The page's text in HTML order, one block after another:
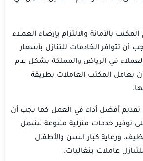
بالأمانة والالتزام بإرضاء العملاء
تتوافر الخادمات للتنازل بأسعار
في الرياض والمملكة بشكل عام
يعامل المكتب العاملات بطريقة
أفضل أداء في العمل كما يجب أن
توفير خدمات منزلية متنوعة تشمل
ورعاية كبار السن والأطفال
عاملات بنغاليات.